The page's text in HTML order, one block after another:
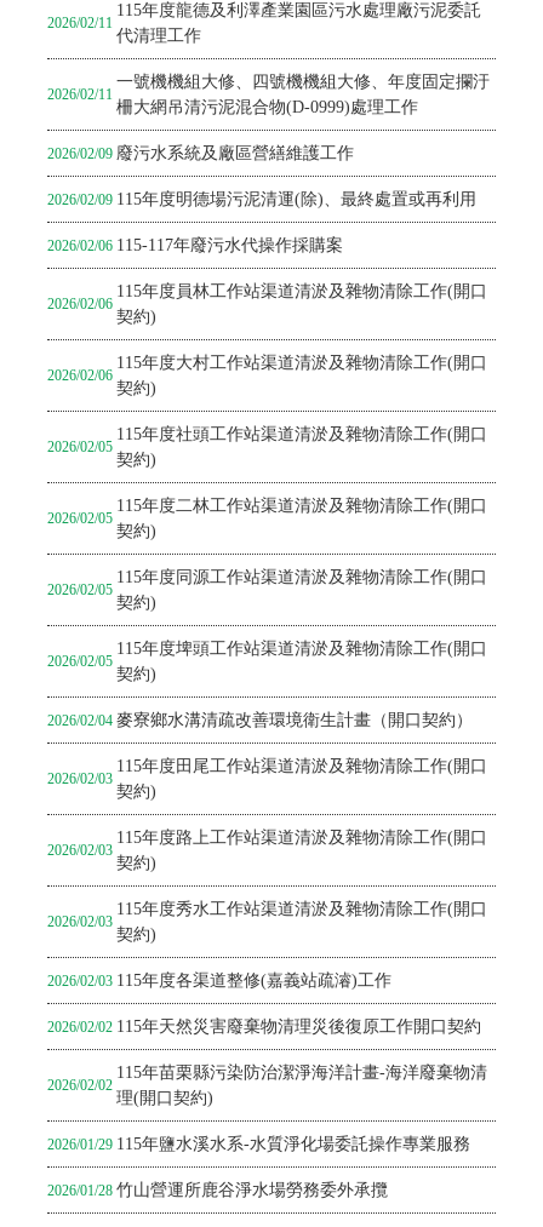
2026/02/11
115年度龍德及利澤產業園區污水處理廠污泥委託
代清理工作
2026/02/11
一號機機組大修、四號機機組大修、年度固定攔汙
柵大網吊清污泥混合物(D-0999)處理工作
2026/02/09 廢污水系統及廠區營繕維護工作
2026/02/09 115年度明德場污泥清運(除)、最終處置或再利用
2026/02/06 115-117年廢污水代操作採購案
2026/02/06
115年度員林工作站渠道清淤及雜物清除工作(開口
契約)
2026/02/06
115年度大村工作站渠道清淤及雜物清除工作(開口
契約)
2026/02/05
115年度社頭工作站渠道清淤及雜物清除工作(開口
契約)
2026/02/05
115年度二林工作站渠道清淤及雜物清除工作(開口
契約)
2026/02/05
115年度同源工作站渠道清淤及雜物清除工作(開口
契約)
2026/02/05
115年度埤頭工作站渠道清淤及雜物清除工作(開口
契約)
2026/02/04 麥寮鄉水溝清疏改善環境衛生計畫（開口契約）
2026/02/03
115年度田尾工作站渠道清淤及雜物清除工作(開口
契約)
2026/02/03
115年度路上工作站渠道清淤及雜物清除工作(開口
契約)
2026/02/03
115年度秀水工作站渠道清淤及雜物清除工作(開口
契約)
2026/02/03 115年度各渠道整修(嘉義站疏濬)工作
2026/02/02 115年天然災害廢棄物清理災後復原工作開口契約
2026/02/02
115年苗栗縣污染防治潔淨海洋計畫-海洋廢棄物清
理(開口契約)
2026/01/29 115年鹽水溪水系-水質淨化場委託操作專業服務
2026/01/28 竹山營運所鹿谷淨水場勞務委外承攬